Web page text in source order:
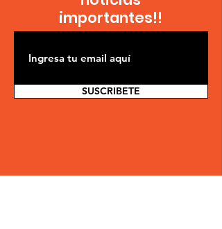
SUSCRIBETE
importantes!!